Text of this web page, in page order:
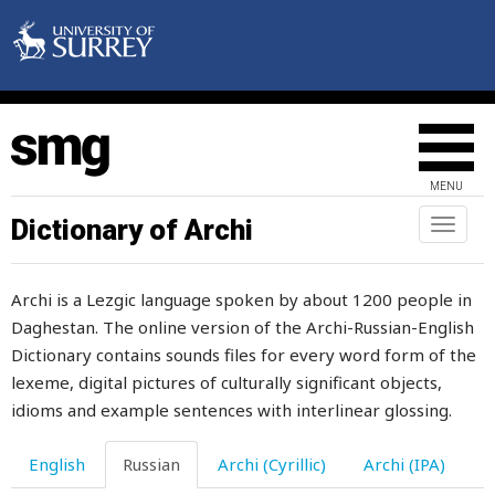
MENU
Toggle
Dictionary of Archi
Archi is a Lezgic language spoken by about 1200 people in
Daghestan. The online version of the Archi-Russian-English
Dictionary contains sounds files for every word form of the
lexeme, digital pictures of culturally significant objects,
idioms and example sentences with interlinear glossing.
English Russian Archi (Cyrillic) Archi (IPA)
подмывать
поднимать
подниматься
подножка
поднос
подобный
пододвигать
подозревать